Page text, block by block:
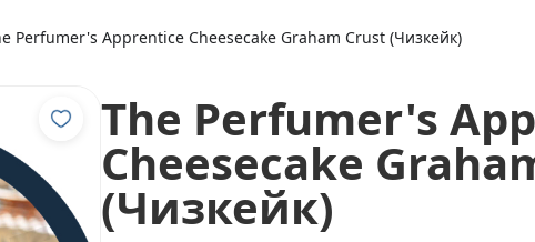
Perfumer's Apprentice Cheesecake Graham Crust (Чизкейк)
The Perfumer's
Cheesecake
(Чизкейк)